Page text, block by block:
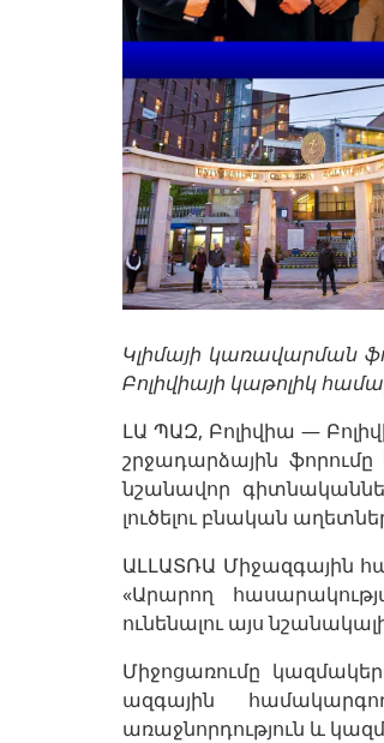
Կլիմայի կառավարման
Բոլիվիայի կաթոլիկ
ԼԱ ՊԱԶ, Բոլիվիա —
շրջադարձային
նշանավոր
լուծելու բնական
ԱԼԼԱՏՌԱ Միջազգային
«Արարող
ունենալու այս
Միջոցառումը
ազգային
առաջնորդություն և